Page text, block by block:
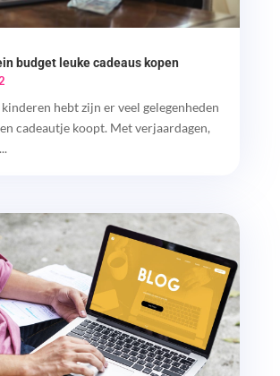
budget leuke cadeaus kopen
hebt zijn er veel gelegenheden
cadeautje koopt. Met verjaardagen,